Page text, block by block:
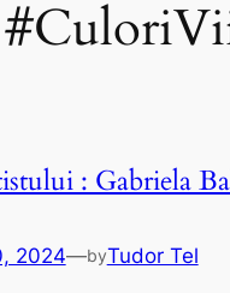
: Gabriela
2024—byTudor Tel